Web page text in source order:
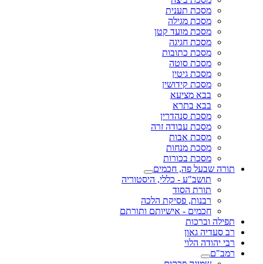
מסכת תענית
מסכת מגילה
מסכת מועד קטן
מסכת חגיגה
מסכת כתובות
מסכת סוטה
מסכת גיטין
מסכת קידושין
בבא מציעא
בבא בתרא
מסכת סנהדרין
מסכת עבודה זרה
מסכת אבות
מסכת מנחות
מסכת בכורות
תורה שבעל פה, חכמים
תושב"ע - כללי, היסטוריה
תורת הסוד
רבנות, פסיקת הלכה
חכמים - אישיותם ותורתם
תפילה וברכות
רב סעדיה גאון
רבי יהודה הלוי
רמב"ם